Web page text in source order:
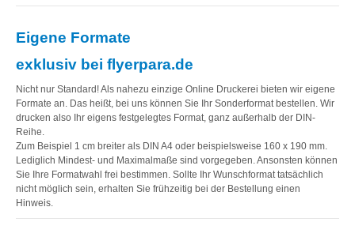
Eigene Formate
exklusiv bei flyerpara.de
Nicht nur Standard! Als nahezu einzige Online Druckerei bieten wir eigene
Formate an. Das heißt, bei uns können Sie Ihr Sonderformat bestellen. Wir
drucken also Ihr eigens festgelegtes Format, ganz außerhalb der DIN-
Reihe.
Zum Beispiel 1 cm breiter als DIN A4 oder beispielsweise 160 x 190 mm.
Lediglich Mindest- und Maximalmaße sind vorgegeben. Ansonsten können
Sie Ihre Formatwahl frei bestimmen. Sollte Ihr Wunschformat tatsächlich
nicht möglich sein, erhalten Sie frühzeitig bei der Bestellung einen
Hinweis.